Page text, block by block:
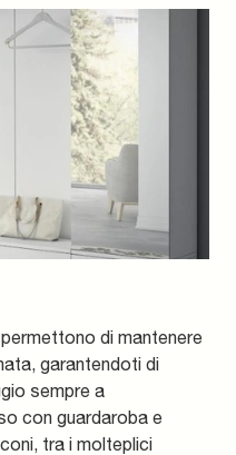
di mantenere
garantendoti di
sempre a
con guardaroba e
tra i molteplici